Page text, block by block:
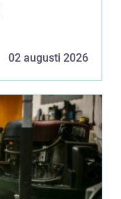
02 augusti 2026